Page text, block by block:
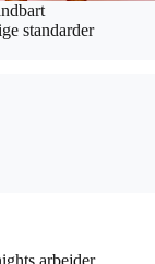
standarder
arbejder